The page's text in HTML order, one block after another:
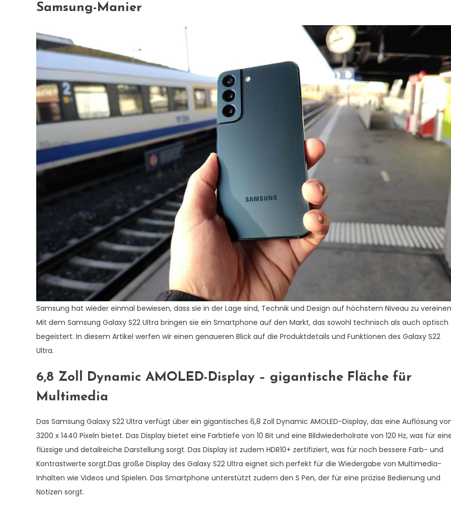
Samsung-Manier
Samsung hat wieder einmal bewiesen, dass sie in der Lage sind, Technik und Design auf höchstem Niveau zu
Mit dem Samsung Galaxy S22 Ultra bringen sie ein Smartphone auf den Markt, das sowohl technisch als auch optisch
begeistert. In diesem Artikel werfen wir einen genaueren Blick auf die Produktdetails und Funktionen des Galaxy S22
Ultra.
6,8 Zoll Dynamic AMOLED-Display – gigantische Fläche für
Multimedia
Das Samsung Galaxy S22 Ultra verfügt über ein gigantisches 6,8 Zoll Dynamic AMOLED-Display, das eine Auflösung
3200 x 1440 Pixeln bietet. Das Display bietet eine Farbtiefe von 10 Bit und eine Bildwiederholrate von 120 Hz, was für
flüssige und detailreiche Darstellung sorgt. Das Display ist zudem HDR10+ zertifiziert, was für noch bessere Farb- und
Kontrastwerte sorgt.Das große Display des Galaxy S22 Ultra eignet sich perfekt für die Wiedergabe von Multimedia-
Inhalten wie Videos und Spielen. Das Smartphone unterstützt zudem den S Pen, der für eine präzise Bedienung und
Notizen sorgt.